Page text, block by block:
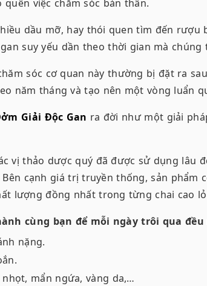
việc chăm sóc bản thân.
dầu mỡ, hay thói quen tìm đến
suy yếu dần theo thời gian mà chúng
sóc cơ quan này thường bị đặt ra
năm tháng và tạo nên một vòng luẩn
Giải Độc Gan ra đời như một giải
vị thảo dược quý đã được sử dụng lâu
cạnh giá trị truyền thống, sản phẩm
lượng đồng nhất trong từng chai cao
cùng bạn để mỗi ngày trôi qua
nặng.
nhọt, mẩn ngứa, vàng da,…